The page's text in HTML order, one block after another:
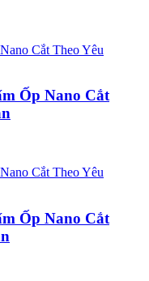
Ốp Nano Cắt
Ốp Nano Cắt